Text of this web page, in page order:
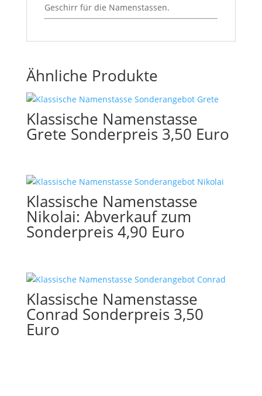
Geschirr für die Namenstassen.
Ähnliche Produkte
Klassische Namenstasse
Grete Sonderpreis 3,50 Euro
Klassische Namenstasse
Nikolai: Abverkauf zum
Sonderpreis 4,90 Euro
Klassische Namenstasse
Conrad Sonderpreis 3,50
Euro